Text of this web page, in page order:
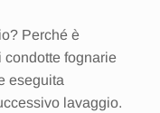
Perché è
condotte fognarie
eseguita
lavaggio.